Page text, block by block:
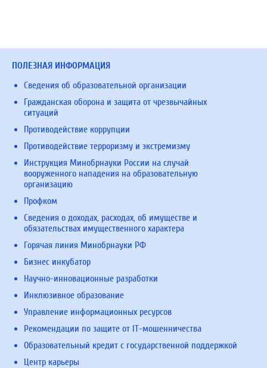
ПОЛЕЗНАЯ ИНФОРМАЦИЯ
Сведения об образовательной организации
Гражданская оборона и защита от чрезвычайных
ситуаций
Противодействие коррупции
Противодействие терроризму и экстремизму
Инструкция Минобрнауки России на случай
вооруженного нападения на образовательную
организацию
Профком
Сведения о доходах, расходах, об имуществе и
обязательствах имущественного характера
Горячая линия Минобрнауки РФ
Бизнес инкубатор
Научно-инновационные разработки
Инклюзивное образование
Управление информационных ресурсов
Рекомендации по защите от IT-мошенничества
Образовательный кредит с государственной поддержкой
Центр карьеры